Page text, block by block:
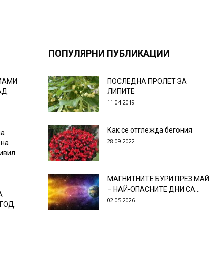
ПОПУЛЯРНИ ПУБЛИКАЦИИ
ПОСЛЕДНА ПРОЛЕТ ЗА
ЛИПИТЕ
11.04.2019
Как се отглежда бегония
28.09.2022
МАГНИТНИТЕ БУРИ ПРЕЗ МАЙ
– НАЙ-ОПАСНИТЕ ДНИ СА…
02.05.2026